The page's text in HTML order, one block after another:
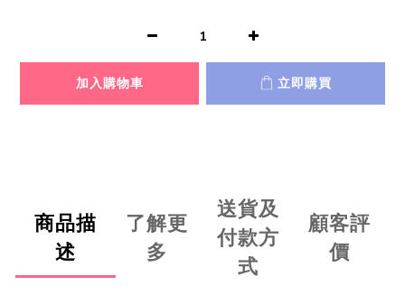
加入購物車 立即購買
商品描
述
了解更
多
送貨及
付款方
式
顧客評
價